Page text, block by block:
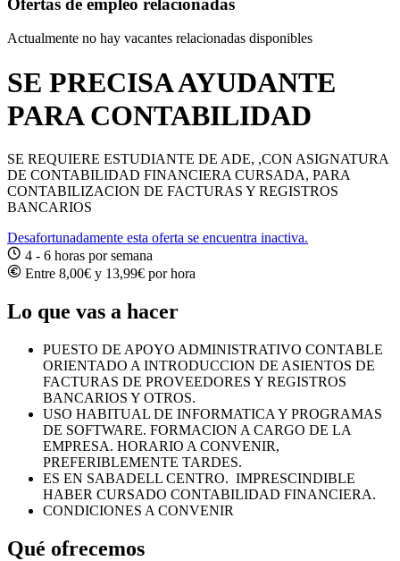
Actualmente no hay vacantes relacionadas disponibles
SE PRECISA AYUDANTE
PARA CONTABILIDAD
SE REQUIERE ESTUDIANTE DE ADE, ,CON ASIGNATURA
DE CONTABILIDAD FINANCIERA CURSADA, PARA
CONTABILIZACION DE FACTURAS Y REGISTROS
BANCARIOS
Desafortunadamente esta oferta se encuentra inactiva.
4 - 6 horas por semana
Entre 8,00€ y 13,99€ por hora
Lo que vas a hacer
PUESTO DE APOYO ADMINISTRATIVO CONTABLE
ORIENTADO A INTRODUCCION DE ASIENTOS DE
FACTURAS DE PROVEEDORES Y REGISTROS
BANCARIOS Y OTROS.
USO HABITUAL DE INFORMATICA Y PROGRAMAS
DE SOFTWARE. FORMACION A CARGO DE LA
EMPRESA. HORARIO A CONVENIR,
PREFERIBLEMENTE TARDES.
ES EN SABADELL CENTRO. IMPRESCINDIBLE
HABER CURSADO CONTABILIDAD FINANCIERA.
CONDICIONES A CONVENIR
Qué ofrecemos